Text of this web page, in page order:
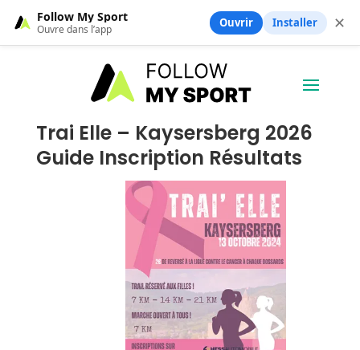
Trai Elle – Kaysersberg 2026
Guide Inscription Résultats
Follow My Sport
Ouvre dans l’app Ouvrir Installer ✕